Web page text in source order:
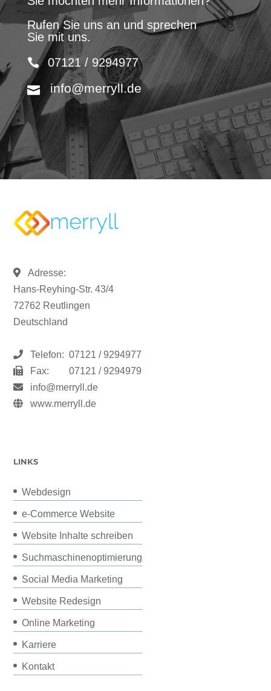
Rufen Sie uns an und sprechen
Sie mit uns.
07121 / 9294977
info@merryll.de
Adresse:
Hans-Reyhing-Str. 43/4
72762 Reutlingen
Deutschland
Telefon: 07121 / 9294977
Fax:
07121 / 9294979
info@merryll.de
www.merryll.de
LINKS
Webdesign
e-Commerce Website
Website Inhalte schreiben
Suchmaschinenoptimierung
Social Media Marketing
Website Redesign
Online Marketing
Karriere
Kontakt